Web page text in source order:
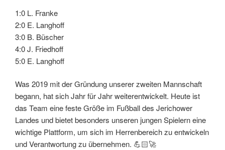
1:0 L. Franke
2:0 E. Langhoff
3:0 B. Büscher
4:0 J. Friedhoff
5:0 E. Langhoff
Was 2019 mit der Gründung unserer zweiten Mannschaft
begann, hat sich Jahr für Jahr weiterentwickelt. Heute ist
das Team eine feste Größe im Fußball des Jerichower
Landes und bietet besonders unseren jungen Spielern eine
wichtige Plattform, um sich im Herrenbereich zu entwickeln
und Verantwortung zu übernehmen. 💪🏻🚀